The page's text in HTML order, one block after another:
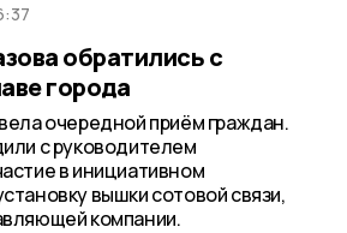
обратились с
города
очередной приём граждан.
с руководителем
в инициативном
вышки сотовой связи,
компании.